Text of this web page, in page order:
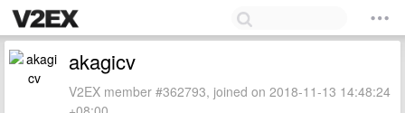
akagicv
V2EX member #362793, joined on 2018-11-13 14:48:24